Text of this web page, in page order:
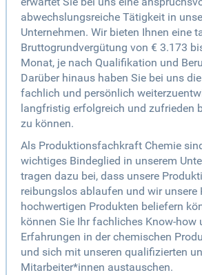
abwechslungsreiche Tätigkeit in
Unternehmen. Wir bieten Ihnen eine
Bruttogrundvergütung von € 3.173
Monat, je nach Qualifikation und
Darüber hinaus haben Sie bei uns
fachlich und persönlich
langfristig erfolgreich und zufrieden
zu können.
Als Produktionsfachkraft Chemie
wichtiges Bindeglied in unserem
tragen dazu bei, dass unsere
reibungslos ablaufen und wir unsere
hochwertigen Produkten beliefern
können Sie Ihr fachliches Know-how
Erfahrungen in der chemischen
und sich mit unseren qualifizierten
Mitarbeiter*innen austauschen.